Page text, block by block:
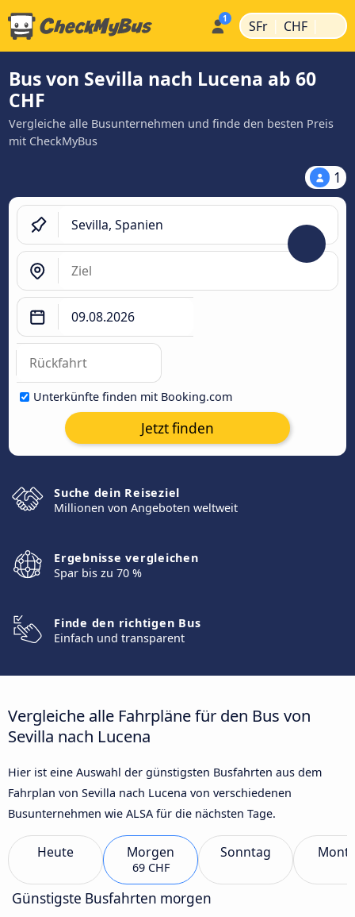
SFr | CHF |
Bus von Sevilla nach Lucena ab 60
CHF
Vergleiche alle Busunternehmen und finde den besten Preis
mit CheckMyBus
1
Unterkünfte finden mit Booking.com
Jetzt finden
Suche dein Reiseziel
Millionen von Angeboten weltweit
Ergebnisse vergleichen
Spar bis zu 70 %
Finde den richtigen Bus
Einfach und transparent
Vergleiche alle Fahrpläne für den Bus von
Sevilla nach Lucena
Hier ist eine Auswahl der günstigsten Busfahrten aus dem
Fahrplan von Sevilla nach Lucena von verschiedenen
Busunternehmen wie ALSA für die nächsten Tage.
Heute Morgen
69 CHF
Sonntag
Günstigste Busfahrten morgen